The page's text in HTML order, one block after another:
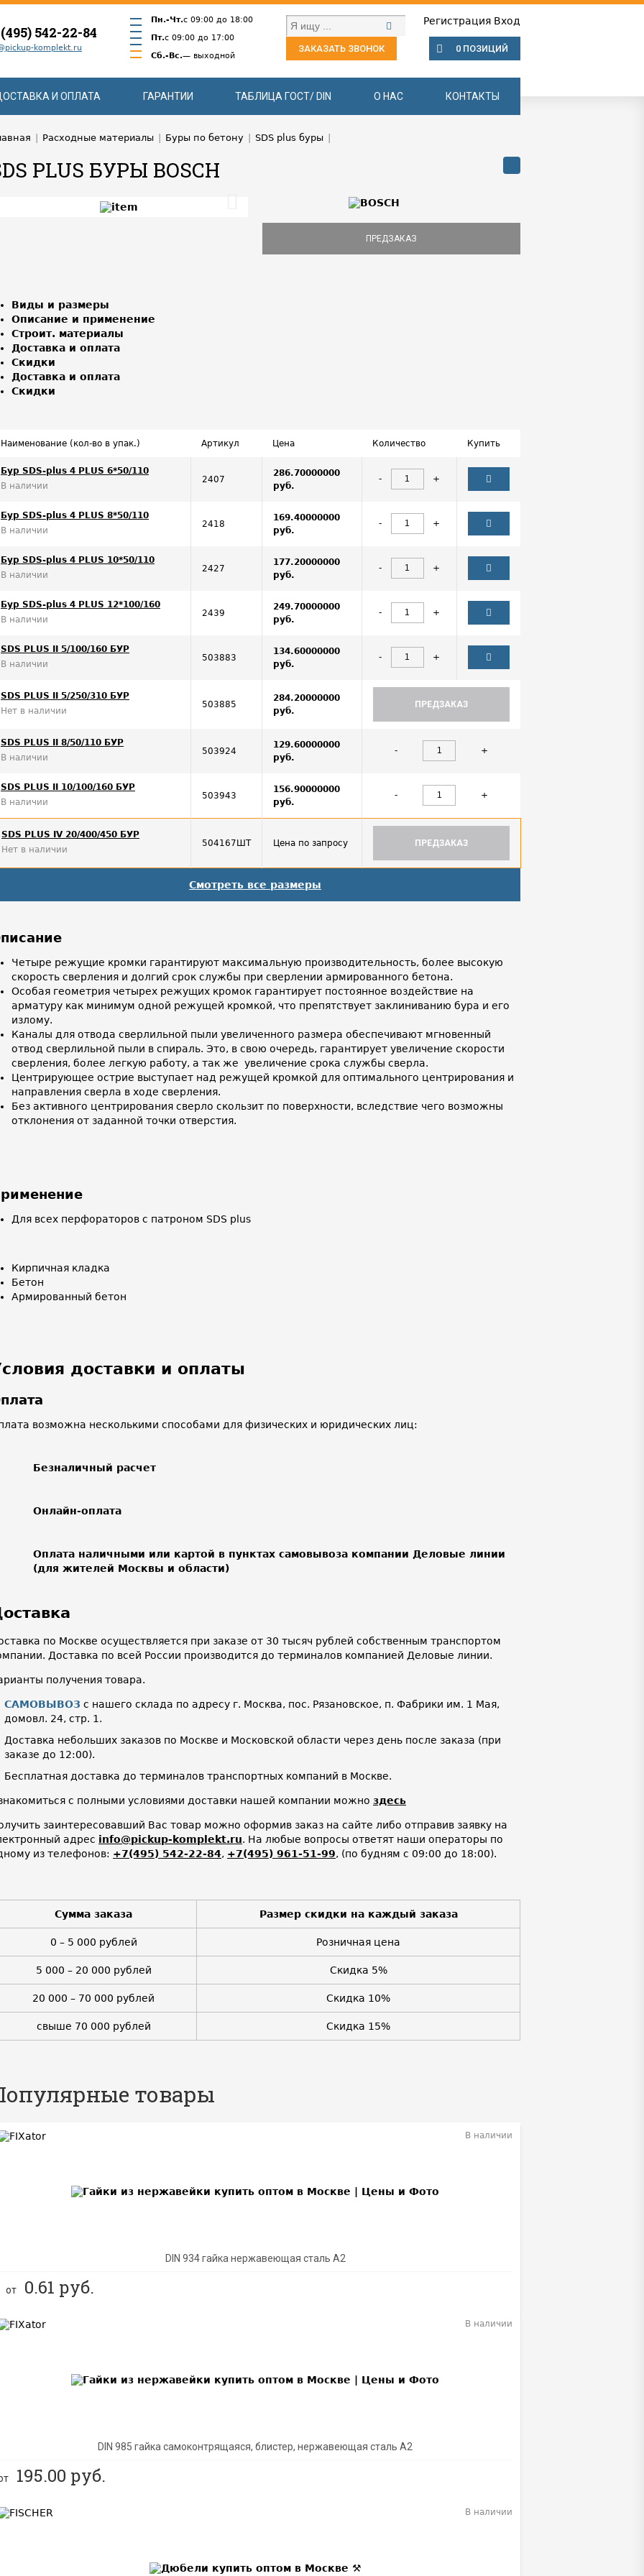
542-22-84
komplekt.ru
Пн.-Чт.с 09:00 до 18:00
Пт.с 09:00 до 17:00
Сб.-Вс.— выходной
Регистрация Вход
ЗАКАЗАТЬ ЗВОНОК 0 ПОЗИЦИЙ
И ОПЛАТА ГАРАНТИИ ТАБЛИЦА ГОСТ/ DIN О НАС КОНТАКТЫ
Расходные материалы Буры по бетону SDS plus буры
PLUS БУРЫ BOSCH
ПРЕДЗАКАЗ
Виды и размеры
Описание и применение
Строит. материалы
Доставка и оплата
Скидки
Доставка и оплата
Скидки
Наименование (кол-во в упак.) Артикул Цена Количество Купить
Бур SDS-plus 4 PLUS 6*50/110
В наличии
2407
286.70000000
руб.
- +
Бур SDS-plus 4 PLUS 8*50/110
В наличии
2418
169.40000000
руб.
- +
Бур SDS-plus 4 PLUS 10*50/110
В наличии
2427
177.20000000
руб.
- +
Бур SDS-plus 4 PLUS 12*100/160
В наличии
2439
249.70000000
руб.
- +
SDS PLUS II 5/100/160 БУР
В наличии
503883
134.60000000
руб.
- +
SDS PLUS II 5/250/310 БУР
Нет в наличии
503885
284.20000000
руб.
ПРЕДЗАКАЗ
SDS PLUS II 8/50/110 БУР
В наличии
503924
129.60000000
руб.
- +
SDS PLUS II 10/100/160 БУР
В наличии
503943
156.90000000
руб.
- +
SDS PLUS IV 20/400/450 БУР
Нет в наличии
504167ШТ Цена по запросу ПРЕДЗАКАЗ
Смотреть все размеры
Четыре режущие кромки гарантируют максимальную производительность, более высокую
скорость сверления и долгий срок службы при сверлении армированного бетона.
Особая геометрия четырех режущих кромок гарантирует постоянное воздействие на
арматуру как минимум одной режущей кромкой, что препятствует заклиниванию бура и его
излому.
Каналы для отвода сверлильной пыли увеличенного размера обеспечивают мгновенный
отвод сверлильной пыли в спираль. Это, в свою очередь, гарантирует увеличение скорости
сверления, более легкую работу, а так же увеличение срока службы сверла.
Центрирующее острие выступает над режущей кромкой для оптимального центрирования и
направления сверла в ходе сверления.
Без активного центрирования сверло скользит по поверхности, вследствие чего возможны
отклонения от заданной точки отверстия.
Для всех перфораторов с патроном SDS plus
Кирпичная кладка
Бетон
Армированный бетон
доставки и оплаты
возможна несколькими способами для физических и юридических лиц:
Безналичный расчет
Онлайн-оплата
Оплата наличными или картой в пунктах самовывоза компании Деловые линии
(для жителей Москвы и области)
по Москве осуществляется при заказе от 30 тысяч рублей собственным транспортом
Доставка по всей России производится до терминалов компанией Деловые линии.
получения товара.
САМОВЫВОЗ с нашего склада по адресу г. Москва, пос. Рязановское, п. Фабрики им. 1 Мая,
домовл. 24, стр. 1.
Доставка небольших заказов по Москве и Московской области через день после заказа (при
заказе до 12:00).
Бесплатная доставка до терминалов транспортных компаний в Москве.
с полными условиями доставки нашей компании можно здесь
заинтересовавший Вас товар можно оформив заказ на сайте либо отправив заявку на
адрес info@pickup-komplekt.ru. На любые вопросы ответят наши операторы по
из телефонов: +7(495) 542-22-84, +7(495) 961-51-99, (по будням с 09:00 до 18:00).
Сумма заказа Размер скидки на каждый заказа
0 – 5 000 рублей Розничная цена
5 000 – 20 000 рублей Скидка 5%
20 000 – 70 000 рублей Скидка 10%
свыше 70 000 рублей Скидка 15%
товары
DIN 934 гайка нержавеющая сталь A2
В наличии
от 0.61 руб.
DIN 985 гайка самоконтрящаяся, блистер, нержавеющая сталь A2
В наличии
195.00 руб.
В наличии